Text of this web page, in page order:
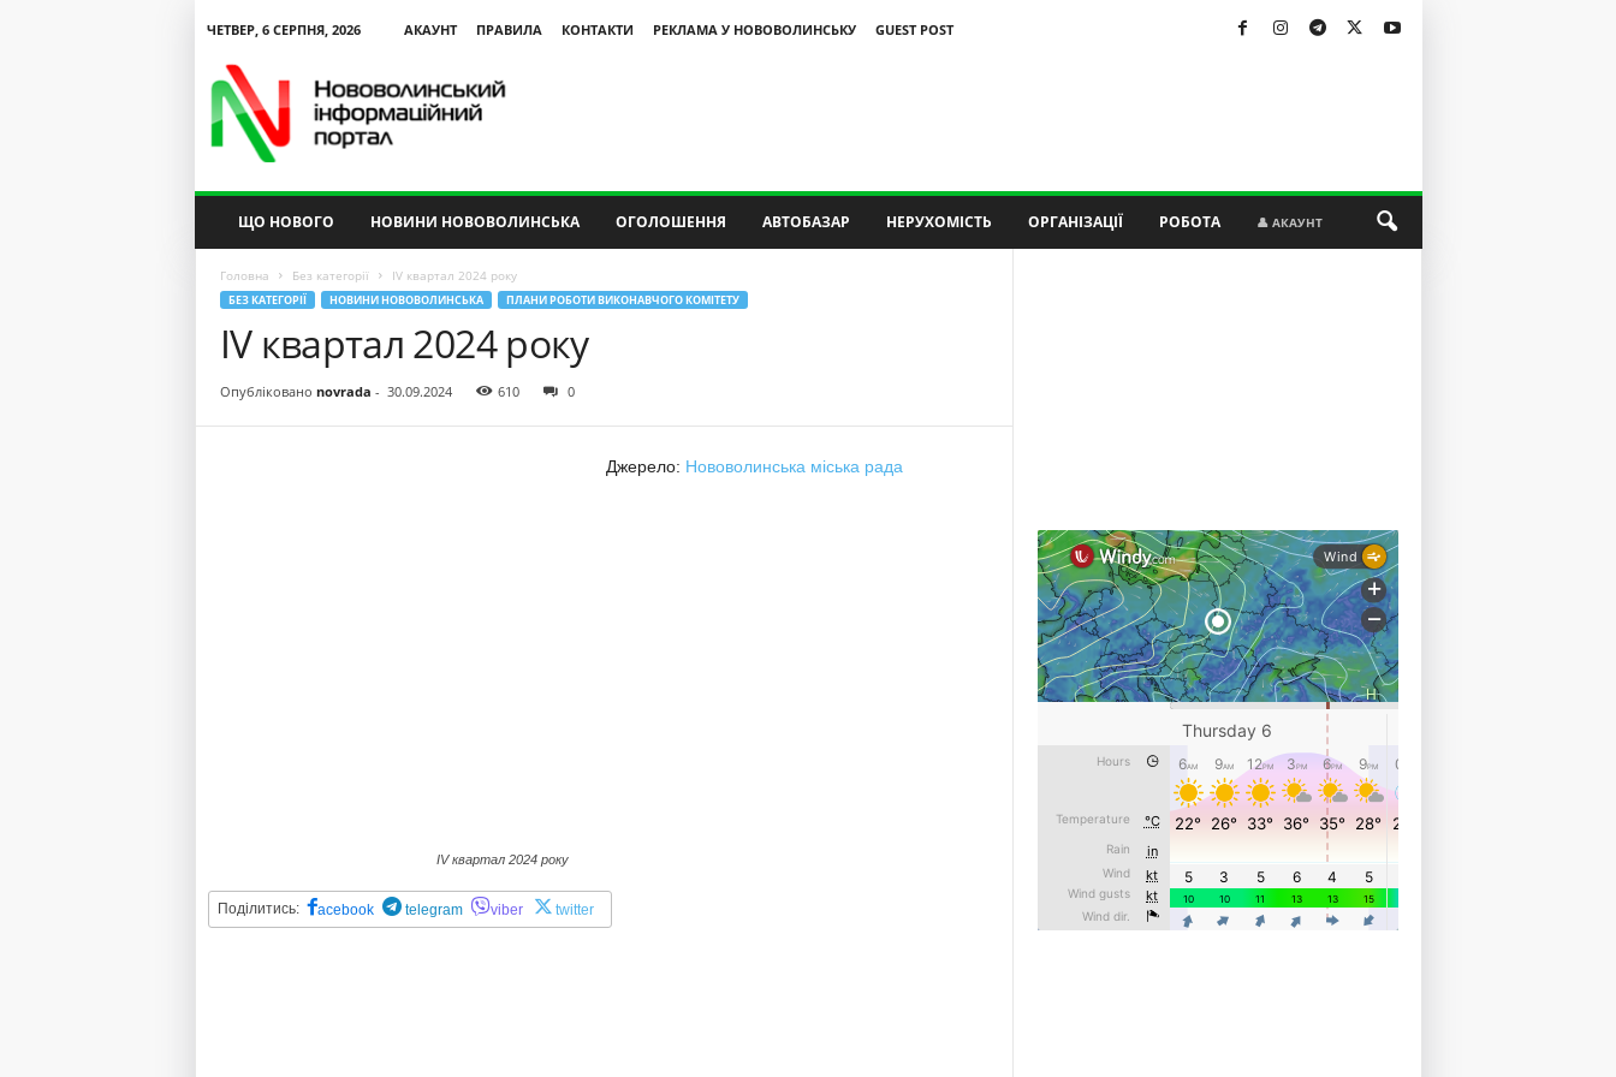
ЧЕТВЕР, 6 СЕРПНЯ, 2026 АКАУНТ ПРАВИЛА КОНТАКТИ РЕКЛАМА У НОВОВОЛИНСЬКУ
GUEST POST
ЩО НОВОГО НОВИНИ НОВОВОЛИНСЬКА ОГОЛОШЕННЯ АВТОБАЗАР НЕРУХОМІСТЬ ОРГАНІЗАЦІЇ РОБОТА 👤 АКАУНТ
Головна Без категорії ІV квартал 2024 року
БЕЗ КАТЕГОРІЇ НОВИНИ НОВОВОЛИНСЬКА ПЛАНИ РОБОТИ ВИКОНАВЧОГО КОМІТЕТУ
ІV квартал 2024 року
Опубліковано novrada - 30.09.2024 610 0
ІV квартал 2024 року
Джерело: Нововолинська міська рада
Поділитись: acebook telegram viber twitter